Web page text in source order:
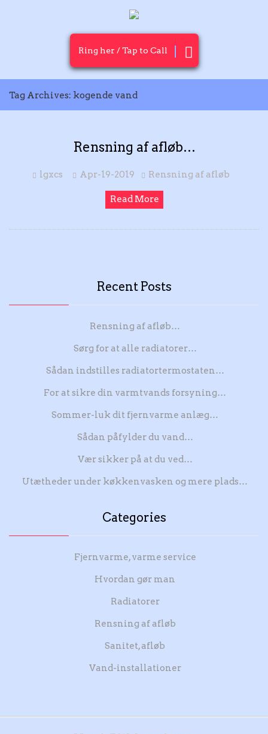
Ring her / Tap to Call
Tag Archives: kogende vand
Rensning af afløb…
lgxcs Apr-19-2019 Rensning af afløb
Read More
Recent Posts
Rensning af afløb…
Sørg for at alle radiatorer…
Sådan indstilles radiatortermostaten…
For at sikre din varmtvands forsyning…
Sommer-luk dit fjernvarme anlæg…
Sådan påfylder du vand…
Vær sikker på at du ved…
Utætheder under køkkenvasken og mere plads…
Categories
Fjernvarme, varme service
Hvordan gør man
Radiatorer
Rensning af afløb
Sanitet, afløb
Vand-installationer